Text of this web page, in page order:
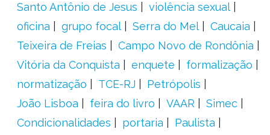
Santo Antônio de Jesus
violência sexual
oficina
grupo focal Serra do Mel
Caucaia
Teixeira de Freias
Campo Novo de Rondônia
Vitória da Conquista
enquete
formalização
normatização
TCE-RJ
Petrópolis
João Lisboa
feira do livro VAAR
Simec
Condicionalidades
portaria
Paulista